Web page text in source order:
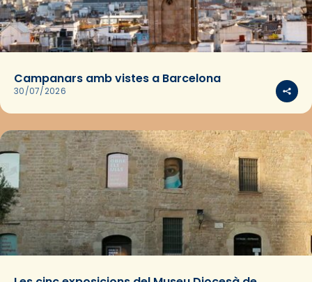
Campanars amb vistes a Barcelona
30/07/2026